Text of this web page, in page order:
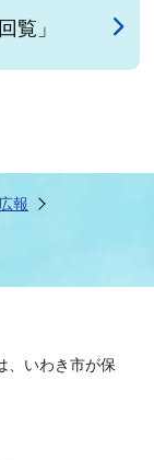
覧」
広報
、いわき市が保